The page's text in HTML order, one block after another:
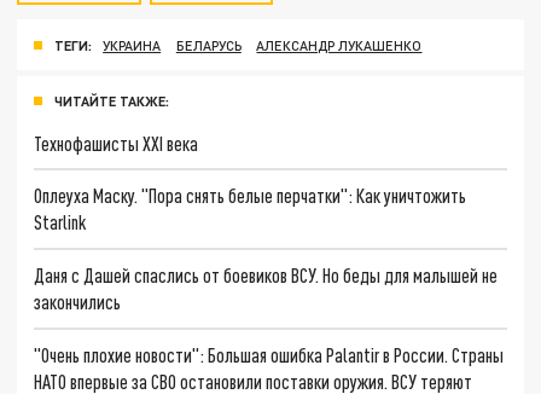
ТЕГИ: УКРАИНА БЕЛАРУСЬ АЛЕКСАНДР ЛУКАШЕНКО
ЧИТАЙТЕ ТАКЖЕ:
Технофашисты XXI века
Оплеуха Маску. "Пора снять белые перчатки": Как уничтожить
Starlink
Даня с Дашей спаслись от боевиков ВСУ. Но беды для малышей не
закончились
"Очень плохие новости": Большая ошибка Palantir в России. Страны
НАТО впервые за СВО остановили поставки оружия. ВСУ теряют